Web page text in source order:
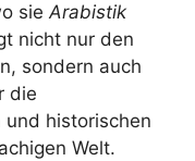
sieArabistik
nicht nur den
sondern auch
die
historischen
Welt.